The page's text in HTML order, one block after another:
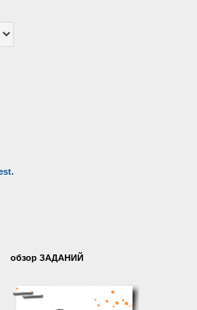
обзор ЗАДАНИЙ